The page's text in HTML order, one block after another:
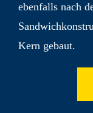
ebenfalls nach
Kern gebaut.